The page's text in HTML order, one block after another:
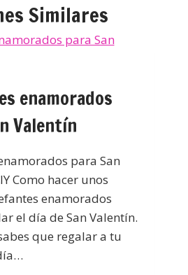
Similares
enamorados
Valentín
para San
Como hacer unos
enamorados
el día de San Valentín.
que regalar a tu